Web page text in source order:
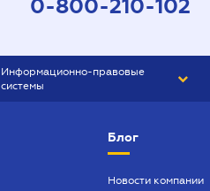
0-800-210-102
Информационно-правовые
системы
Блог
Новости компании